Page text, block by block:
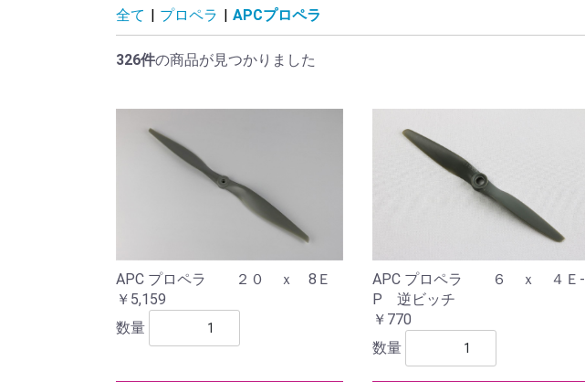
全て | プロペラ | APCプロペラ
326件の商品が見つかりました
APC プロペラ ２０ ｘ 8Ｅ
￥5,159
数量
APC プロペラ ６ ｘ ４Ｅ-
P 逆ビッチ
￥770
数量